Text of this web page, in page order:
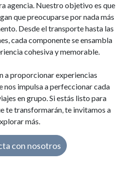
agencia. Nuestro objetivo es que
que preocuparse por nada más
Desde el transporte hasta las
cada componente se ensambla
cohesiva y memorable.
a proporcionar experiencias
nos impulsa a perfeccionar cada
en grupo. Si estás listo para
te transformarán, te invitamos a
más.
con nosotros